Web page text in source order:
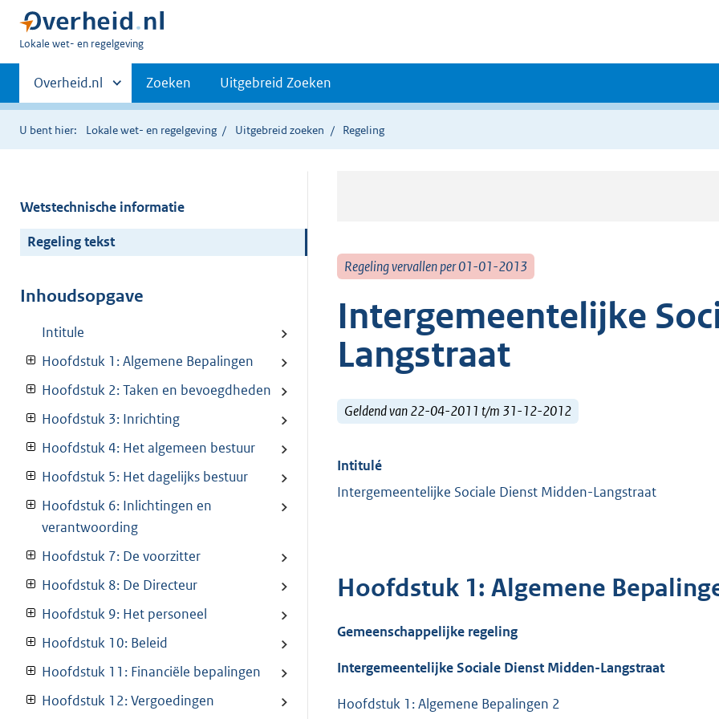
U
hier:
Lokale wet- en regelgeving
Primaire
navigatie
Andere
sites
binnen
Overheid.nl Zoeken Uitgebreid Zoeken
U bent hier: Lokale wet- en regelgeving Uitgebreid zoeken Regeling
Wetstechnische informatie
Regeling tekst
Inhoudsopgave
Intitule
Hoofdstuk 1: Algemene Bepalingen
Hoofdstuk 2: Taken en bevoegdheden
Hoofdstuk 3: Inrichting
Hoofdstuk 4: Het algemeen bestuur
Hoofdstuk 5: Het dagelijks bestuur
Hoofdstuk 6: Inlichtingen en
verantwoording
Hoofdstuk 7: De voorzitter
Hoofdstuk 8: De Directeur
Hoofdstuk 9: Het personeel
Hoofdstuk 10: Beleid
Hoofdstuk 11: Financiële bepalingen
Hoofdstuk 12: Vergoedingen
Regeling vervallen per 01-01-2013
Intergemeentelijke
Langstraat
Geldend van 22-04-2011 t/m 31-12-2012
Intitulé
Intergemeentelijke Sociale Dienst Midden-Langstraat
Hoofdstuk 1: Algemene
Gemeenschappelijke regeling
Intergemeentelijke Sociale Dienst Midden-Langstraat
Hoofdstuk 1: Algemene Bepalingen 2